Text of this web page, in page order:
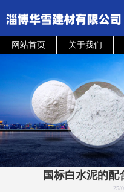
网站首页 关于我们
国标白水泥的配
25/